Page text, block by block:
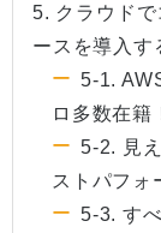
5. クラウド
ースを導入す
5-1.
ロ多数在籍
5-2. 見
ストパフォ
5-3. す